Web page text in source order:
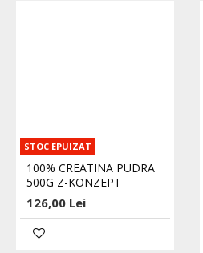
STOC EPUIZAT
100% CREATINA PUDRA
500G Z-KONZEPT
126,00 Lei